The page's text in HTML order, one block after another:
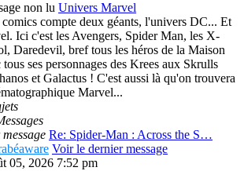
Univers Marvel
compte deux géants, l'univers DC... Et
Ici c'est les Avengers, Spider Man, les X-
Daredevil, bref tous les héros de la Maison
tous ses personnages des Krees aux Skrulls
et Galactus ! C'est aussi là qu'on trouvera
Marvel...
Re: Spider-Man : Across the S…
Voir le dernier message
05, 2026 7:52 pm